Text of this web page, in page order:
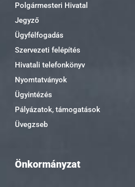
Polgármesteri Hivatal
Jegyző
Ügyfélfogadás
Szervezeti felépítés
Hivatali telefonkönyv
Nyomtatványok
Ügyintézés
Pályázatok, támogatások
Üvegzseb
Önkormányzat